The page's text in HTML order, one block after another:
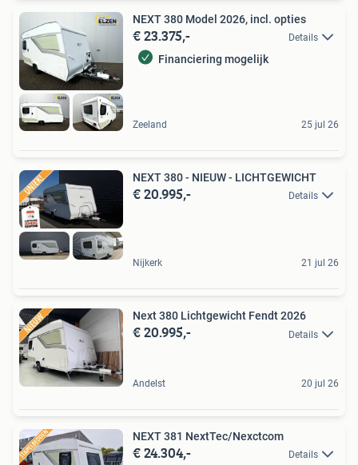
NEXT 380 Model 2026, incl. opties
€ 23.375,- Details
Financiering mogelijk
Zeeland 25 jul 26
NEXT 380 - NIEUW - LICHTGEWICHT
€ 20.995,- Details
Nijkerk 21 jul 26
Next 380 Lichtgewicht Fendt 2026
€ 20.995,- Details
Andelst 20 jul 26
NEXT 381 NextTec/Nexctcom
€ 24.304,- Details